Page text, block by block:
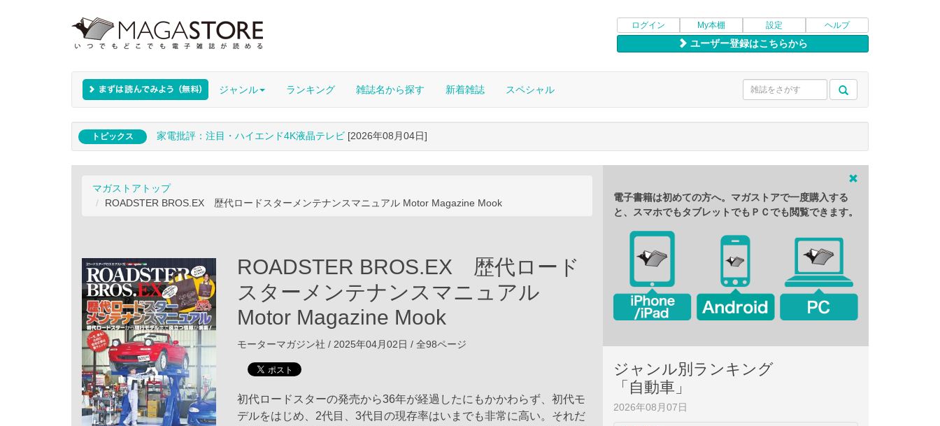
ログイン My本棚 設定 ヘルプ
ユーザー登録はこちらから
ジャンル ランキング 雑誌名から探す 新着雑誌 スペシャル
トピックス 家電批評：注目・ハイエンド4K液晶テレビ [2026年08月04日]
マガストアトップ
ROADSTER BROS.EX 歴代ロードスターメンテナンスマニュアル Motor Magazine Mook
ROADSTER BROS.EX 歴代ロード
スターメンテナンスマニュアル
Motor Magazine Mook
モーターマガジン社 / 2025年04月02日 / 全98ページ
初代ロードスターの発売から36年が経過したにもかかわらず、初代モ
デルをはじめ、2代目、3代目の現存率はいまでも非常に高い。それだ
電子書籍は初めての方へ。マガストアで一度購入する
と、スマホでもタブレットでもＰＣでも閲覧できます。
ジャンル別ランキング
「自動車」
2026年08月07日